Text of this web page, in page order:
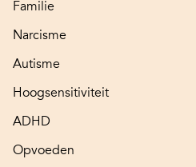
Familie
Narcisme
Autisme
Hoogsensitiviteit
ADHD
Opvoeden